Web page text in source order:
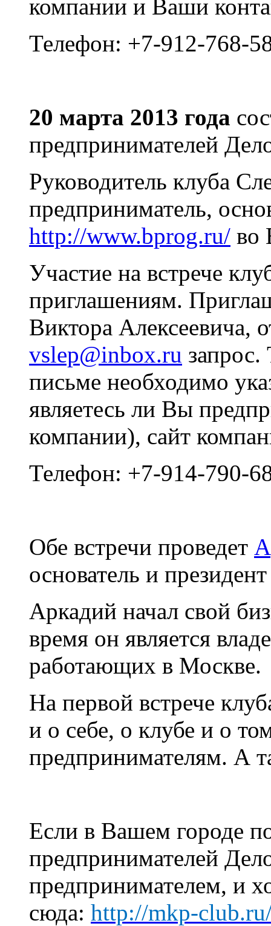
компании и Ваши
Телефон: +7-912-768-
20 марта 2013 года
предпринимателей
Руководитель клуба
предприниматель,
http://www.bprog.ru/ во
Участие на встрече
приглашениям.
Виктора Алексеевича,
vslep@inbox.ru
письме необходимо
являетесь ли Вы
компании), сайт
Телефон: +7-914-790-
Обе встречи проведет
основатель и
Аркадий начал свой
время он является
работающих в Москве.
На первой встрече
и о себе, о клубе и о
предпринимателям. А
Если в Вашем городе
предпринимателей
предпринимателем, и
сюда: http://mkp-